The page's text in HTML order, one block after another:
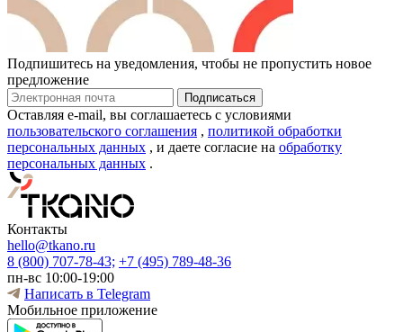
Подпишитесь на уведомления, чтобы не пропустить новое
предложение
Оставляя e-mail, вы соглашаетесь с условиями
пользовательского соглашения , политикой обработки
персональных данных , и даете согласие на обработку
персональных данных .
Контакты
hello@tkano.ru
8 (800) 707-78-43; +7 (495) 789-48-36
пн-вс 10:00-19:00
Написать в Telegram
Мобильное приложение